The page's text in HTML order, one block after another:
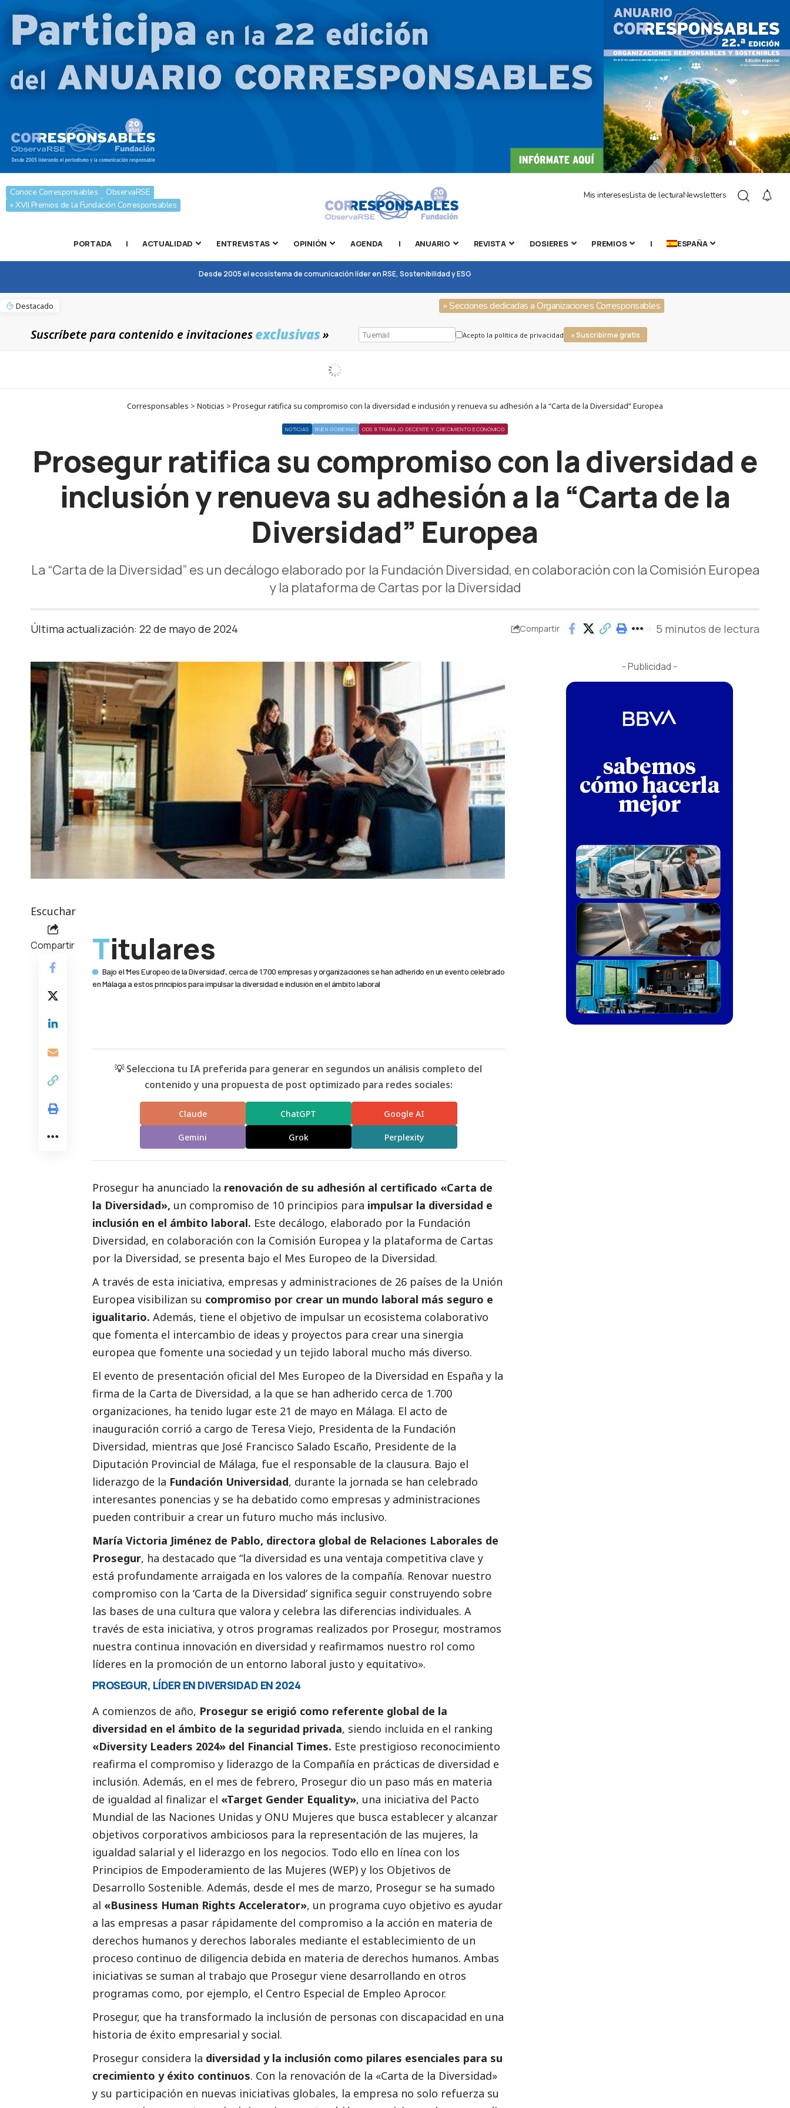
Conoce Corresponsables
ObservaRSE
» XVII Premios de la Fundación Corresponsables
Mis interesesLista de lecturaNewsletters
PORTADA | ACTUALIDAD ENTREVISTAS OPINIÓN AGENDA | ANUARIO REVISTA DOSIERES PREMIOS | ESPAÑA
Desde 2005 el ecosistema de comunicación líder en RSE, Sostenibilidad y ESG
Destacado » Secciones dedicadas a Organizaciones Corresponsables
Suscríbete para contenido e invitacionesexclusivas» Acepto la política de privacidad » Suscribirme gratis
Corresponsables > Noticias > Prosegur ratifica su compromiso con la diversidad e inclusión y renueva su adhesión a la “Carta de la Diversidad” Europea
NOTICIAS BUEN GOBIERNO ODS 8 TRABAJO DECENTE Y CRECIMIENTO ECONÓMICO
Prosegur ratifica su compromiso con la diversidad e
inclusión y renueva su adhesión a la “Carta de la
Diversidad” Europea
La “Carta de la Diversidad” es un decálogo elaborado por la Fundación Diversidad, en colaboración con la Comisión Europea
y la plataforma de Cartas por la Diversidad
Última actualización: 22 de mayo de 2024 Compartir 5 minutos de lectura
Escuchar
Compartir Titulares
Bajo el ‘Mes Europeo de la Diversidad’, cerca de 1.700 empresas y organizaciones se han adherido en un evento celebrado
en Málaga a estos principios para impulsar la diversidad e inclusión en el ámbito laboral
💡 Selecciona tu IA preferida para generar en segundos un análisis completo del
contenido y una propuesta de post optimizado para redes sociales:
Claude ChatGPT Google AI
Gemini Grok Perplexity
Prosegur ha anunciado la renovación de su adhesión al certificado «Carta de
la Diversidad», un compromiso de 10 principios para impulsar la diversidad e
inclusión en el ámbito laboral. Este decálogo, elaborado por la Fundación
Diversidad, en colaboración con la Comisión Europea y la plataforma de Cartas
por la Diversidad, se presenta bajo el Mes Europeo de la Diversidad.
A través de esta iniciativa, empresas y administraciones de 26 países de la Unión
Europea visibilizan su compromiso por crear un mundo laboral más seguro e
igualitario. Además, tiene el objetivo de impulsar un ecosistema colaborativo
que fomenta el intercambio de ideas y proyectos para crear una sinergia
europea que fomente una sociedad y un tejido laboral mucho más diverso.
El evento de presentación oficial del Mes Europeo de la Diversidad en España y la
firma de la Carta de Diversidad, a la que se han adherido cerca de 1.700
organizaciones, ha tenido lugar este 21 de mayo en Málaga. El acto de
inauguración corrió a cargo de Teresa Viejo, Presidenta de la Fundación
Diversidad, mientras que José Francisco Salado Escaño, Presidente de la
Diputación Provincial de Málaga, fue el responsable de la clausura. Bajo el
liderazgo de la Fundación Universidad, durante la jornada se han celebrado
interesantes ponencias y se ha debatido como empresas y administraciones
pueden contribuir a crear un futuro mucho más inclusivo.
María Victoria Jiménez de Pablo, directora global de Relaciones Laborales de
Prosegur, ha destacado que “la diversidad es una ventaja competitiva clave y
está profundamente arraigada en los valores de la compañía. Renovar nuestro
compromiso con la ‘Carta de la Diversidad’ significa seguir construyendo sobre
las bases de una cultura que valora y celebra las diferencias individuales. A
través de esta iniciativa, y otros programas realizados por Prosegur, mostramos
nuestra continua innovación en diversidad y reafirmamos nuestro rol como
líderes en la promoción de un entorno laboral justo y equitativo».
PROSEGUR, LÍDER EN DIVERSIDAD EN 2024
A comienzos de año, Prosegur se erigió como referente global de la
diversidad en el ámbito de la seguridad privada, siendo incluida en el ranking
«Diversity Leaders 2024» del Financial Times. Este prestigioso reconocimiento
reafirma el compromiso y liderazgo de la Compañía en prácticas de diversidad e
inclusión. Además, en el mes de febrero, Prosegur dio un paso más en materia
de igualdad al finalizar el «Target Gender Equality», una iniciativa del Pacto
Mundial de las Naciones Unidas y ONU Mujeres que busca establecer y alcanzar
objetivos corporativos ambiciosos para la representación de las mujeres, la
igualdad salarial y el liderazgo en los negocios. Todo ello en línea con los
Principios de Empoderamiento de las Mujeres (WEP) y los Objetivos de
Desarrollo Sostenible. Además, desde el mes de marzo, Prosegur se ha sumado
al «Business Human Rights Accelerator», un programa cuyo objetivo es ayudar
a las empresas a pasar rápidamente del compromiso a la acción en materia de
derechos humanos y derechos laborales mediante el establecimiento de un
proceso continuo de diligencia debida en materia de derechos humanos. Ambas
iniciativas se suman al trabajo que Prosegur viene desarrollando en otros
programas como, por ejemplo, el Centro Especial de Empleo Aprocor.
Prosegur, que ha transformado la inclusión de personas con discapacidad en una
historia de éxito empresarial y social.
Prosegur considera la diversidad y la inclusión como pilares esenciales para su
crecimiento y éxito continuos. Con la renovación de la «Carta de la Diversidad»
y su participación en nuevas iniciativas globales, la empresa no solo refuerza su
- Publicidad -